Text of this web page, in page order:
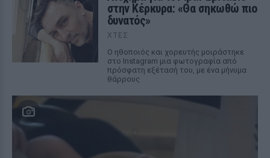
στην Κέρκυρα: «Θα σηκωθώ πιο
δυνατός»
ΧΤΕΣ
Ο ηθοποιός και χορευτής μοιράστηκε
στο Instagram μια φωτογραφία από
πρόσφατη εξέτασή του, με ένα μήνυμα
θάρρους